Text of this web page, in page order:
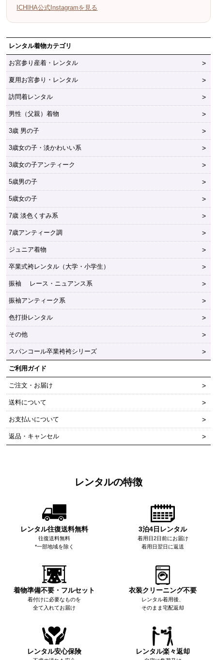
ICHIHA公式Instagramを見る
レンタル着物カテゴリ
お宮参り産着・レンタル
夏用お宮参り・レンタル
訪問着レンタル
男性（父親）着物
3歳 男の子
3歳女の子・淡かわいい系
3歳女の子アンティーク
5歳男の子
5歳女の子
7歳 淡色くすみ系
7歳アンティーク調
ジュニア着物
卒業式袴レンタル（大学・小学生）
振袖 レース・ニュアンス系
振袖アンティーク系
色打掛レンタル
その他
スパンコール卒業袴袴シリーズ
ご利用ガイド
ご注文・お届け
送料について
お支払いについて
返品・キャンセル
レンタルの特徴
レンタル往復送料無料
往復送料無料
*一部地域を除く
3泊4日レンタル
着用日2日前にお届け
着用日翌日に返送
着物準備不要・フルセット
着付けに必要なものを
全て入れてお届け
衣装クリーニング不要
レンタル着用後、
そのまま宅配返却
レンタル安心保険 レンタル楽々返却